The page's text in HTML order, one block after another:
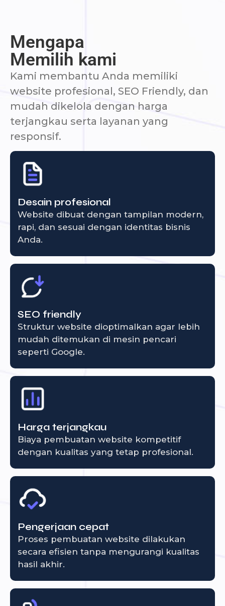
Mengapa
Memilih kami
Kami membantu Anda memiliki
website profesional, SEO Friendly, dan
mudah dikelola dengan harga
terjangkau serta layanan yang
responsif.
Desain profesional
Website dibuat dengan tampilan modern,
rapi, dan sesuai dengan identitas bisnis
Anda.
SEO friendly
Struktur website dioptimalkan agar lebih
mudah ditemukan di mesin pencari
seperti Google.
Harga terjangkau
Biaya pembuatan website kompetitif
dengan kualitas yang tetap profesional.
Pengerjaan cepat
Proses pembuatan website dilakukan
secara efisien tanpa mengurangi kualitas
hasil akhir.